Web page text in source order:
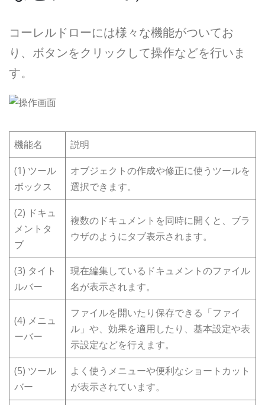
コーレルドローには様々な機能がついてお
り、ボタンをクリックして操作などを行いま
す。
機能名
説明
(1) ツール
ボックス
オブジェクトの作成や修正に使うツールを
選択できます。
(2) ドキュ
メントタ
ブ
複数のドキュメントを同時に開くと、ブラ
ウザのようにタブ表示されます。
(3) タイト
ルバー
現在編集しているドキュメントのファイル
名が表示されます。
(4) メニュ
ーバー
ファイルを開いたり保存できる「ファイ
ル」や、効果を適用したり、基本設定や表
示設定などを行えます。
(5) ツール
バー
よく使うメニューや便利なショートカット
が表示されています。